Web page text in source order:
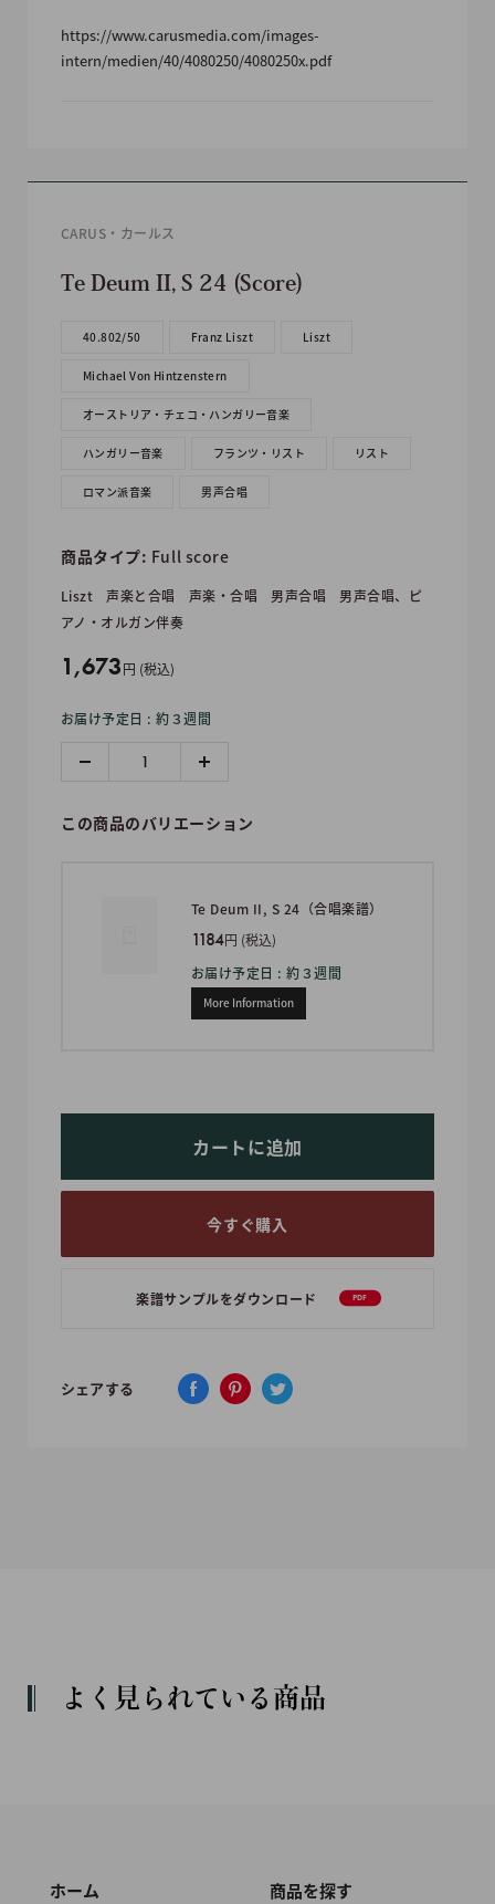
https://www.carusmedia.com/images-
intern/medien/40/4080250/4080250x.pdf
CARUS・カールス
Te Deum II, S 24 (Score)
40.802/50 Franz Liszt Liszt
Michael Von Hintzenstern
オーストリア・チェコ・ハンガリー音楽
ハンガリー音楽 フランツ・リスト リスト
ロマン派音楽 男声合唱
商品タイプ: Full score
Liszt 声楽と合唱 声楽・合唱 男声合唱
男声合唱、ピ
アノ・オルガン伴奏
販
価
格
1,673円 (税込)
お届け予定日 : 約３週間
この商品のバリエーション
Te Deum II, S 24（合唱楽譜）
1184円 (税込)
お届け予定日 : 約３週間
More Information
カートに追加
今すぐ購入
楽譜サンプルをダウンロード PDF
シェアする
よく見られている商品
ホーム 商品を探す